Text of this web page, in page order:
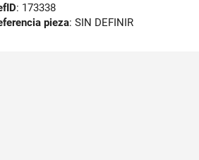
: 173338
pieza: SIN DEFINIR